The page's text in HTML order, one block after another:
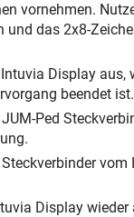
vornehmen.
und das 2x8-
Display aus,
beendet ist.
Ped
vom
Display wieder